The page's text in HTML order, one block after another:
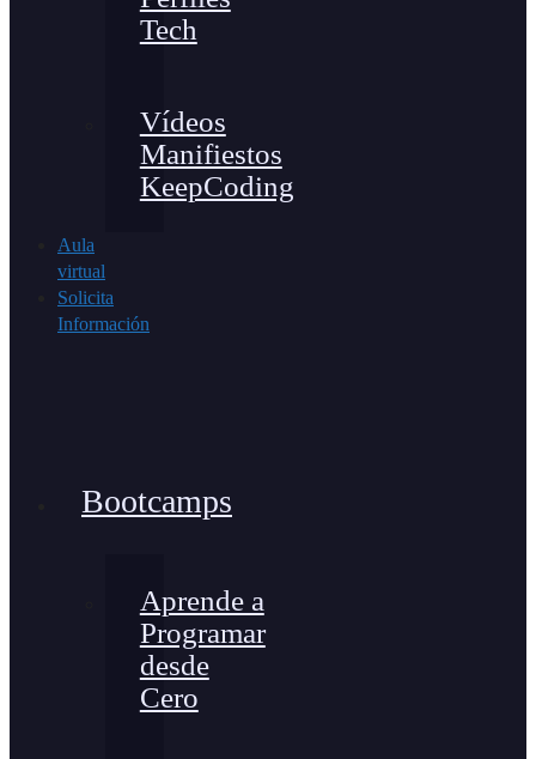
Tech
Vídeos
Manifiestos
KeepCoding
Aula
virtual
Solicita
Información
Bootcamps
Aprende a
Programar
desde
Cero